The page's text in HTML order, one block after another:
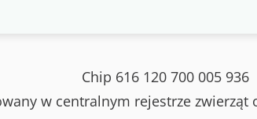
Chip 616 120 700 005 936
w centralnym rejestrze zwierząt